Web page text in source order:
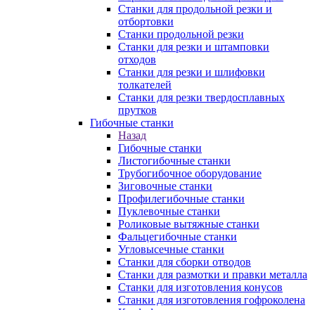
Станки для продольной резки и
отбортовки
Станки продольной резки
Станки для резки и штамповки
отходов
Станки для резки и шлифовки
толкателей
Станки для резки твердосплавных
прутков
Гибочные станки
Назад
Гибочные станки
Листогибочные станки
Трубогибочное оборудование
Зиговочные станки
Профилегибочные станки
Пуклевочные станки
Роликовые вытяжные станки
Фальцегибочные станки
Угловысечные станки
Станки для сборки отводов
Станки для размотки и правки металла
Станки для изготовления конусов
Станки для изготовления гофроколена